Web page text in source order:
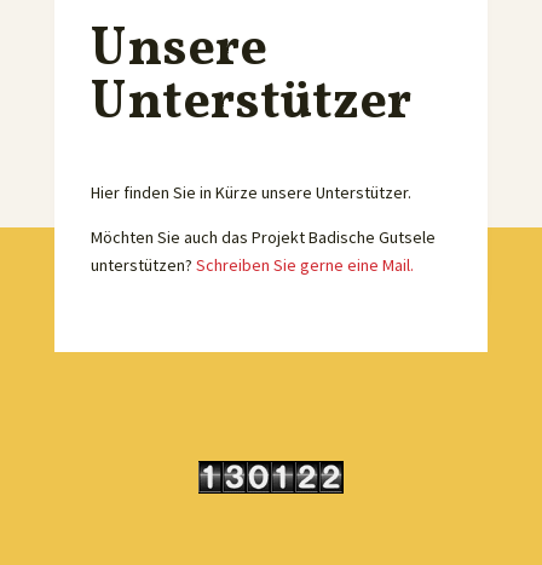
Unsere
Unterstützer
Hier finden Sie in Kürze unsere Unterstützer.
Möchten Sie auch das Projekt Badische Gutsele
unterstützen? Schreiben Sie gerne eine Mail.